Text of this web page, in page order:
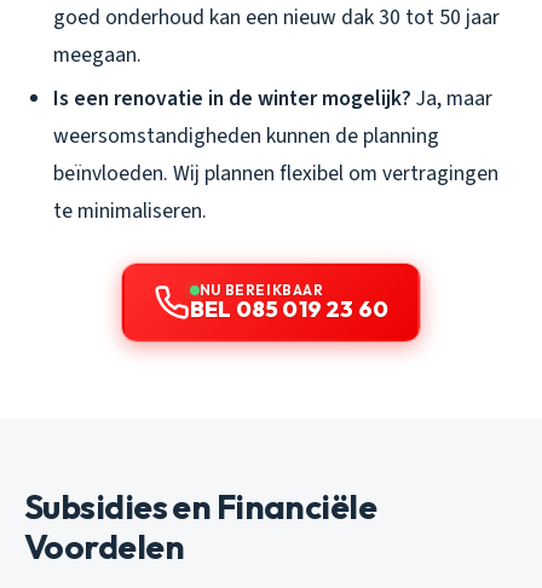
goed onderhoud kan een nieuw dak 30 tot 50 jaar
meegaan.
Is een renovatie in de winter mogelijk? Ja, maar
weersomstandigheden kunnen de planning
beïnvloeden. Wij plannen flexibel om vertragingen
te minimaliseren.
NU BEREIKBAAR
BEL 085 019 23 60
Subsidies en Financiële
Voordelen